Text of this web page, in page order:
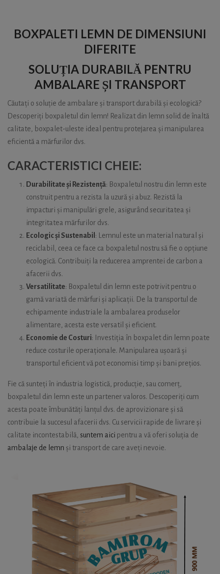
BOXPALETI LEMN DE DIMENSIUNI
DIFERITE
SOLUȚIA DURABILĂ PENTRU
AMBALARE ȘI TRANSPORT
Căutați o soluție de ambalare și transport durabilă și ecologică?
Descoperiți boxpaletul din lemn! Realizat din lemn solid de înaltă
calitate, boxpalet-uleste ideal pentru protejarea și manipularea
eficientă a mărfurilor dvs.
CARACTERISTICI CHEIE:
Durabilitate și Rezistență: Boxpaletul nostru din lemn este
construit pentru a rezista la uzură și abuz. Rezistă la
impacturi și manipulări grele, asigurând securitatea și
integritatea mărfurilor dvs.
Ecologic și Sustenabil : Lemnul este un material natural și
reciclabil, ceea ce face ca boxpaletul nostru să fie o opțiune
ecologică. Contribuiți la reducerea amprentei de carbon a
afacerii dvs.
Versatilitate: Boxpaletul din lemn este potrivit pentru o
gamă variată de mărfuri și aplicații. De la transportul de
echipamente industriale la ambalarea produselor
alimentare, acesta este versatil și eficient.
Economie de Costuri: Investiția în boxpalet din lemn poate
reduce costurile operaționale. Manipularea ușoară și
transportul eficient vă pot economisi timp și bani prețios.
Fie că sunteți în industria logistică, producție, sau comerț,
boxpaletul din lemn este un partener valoros. Descoperiți cum
acesta poate îmbunătăți lanțul dvs. de aprovizionare și să
contribuie la succesul afacerii dvs. Cu servicii rapide de livrare și
calitate incontestabilă, suntem aici pentru a vă oferi soluția de
ambalaje de lemn și transport de care aveți nevoie.